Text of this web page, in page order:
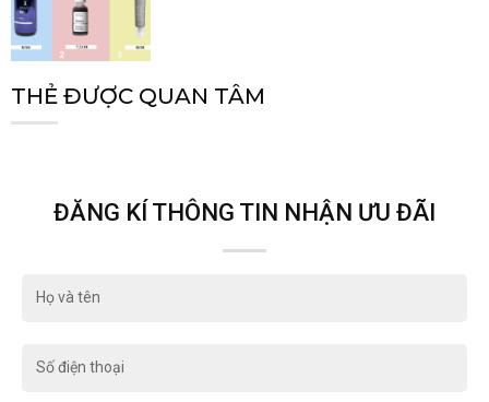
THẺ ĐƯỢC QUAN TÂM
ĐĂNG KÍ THÔNG TIN NHẬN ƯU ĐÃI